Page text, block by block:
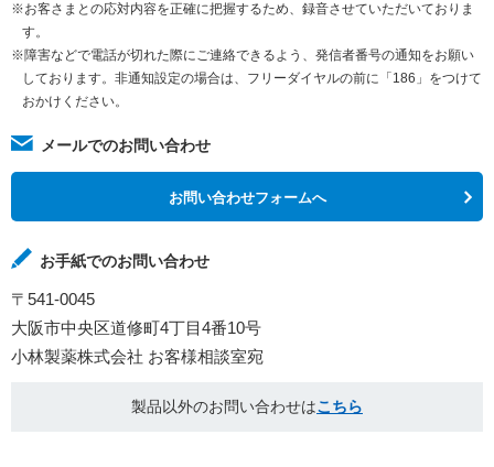
※お客さまとの応対内容を正確に把握するため、録音させていただいておりま
す。
※障害などで電話が切れた際にご連絡できるよう、発信者番号の通知をお願い
しております。非通知設定の場合は、フリーダイヤルの前に「186」をつけて
おかけください。
メールでのお問い合わせ
お問い合わせフォームへ
お手紙でのお問い合わせ
〒541-0045
大阪市中央区道修町4丁目4番10号
小林製薬株式会社 お客様相談室宛
製品以外のお問い合わせはこちら